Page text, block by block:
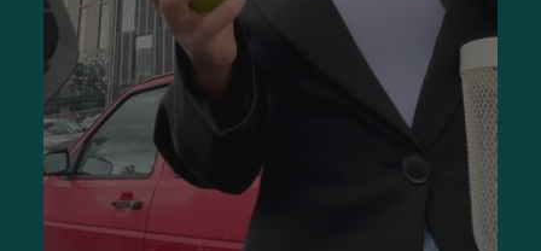
Хочете купити брендовий шампунь La Biosthetique в Києві?
В інтернет-магазині Sisters можна придбати онлайн будь-
яку косметичну продукцію для тіла і волосся з доставкою
по Україні. Хороші ціни, широкий асортимент, відгуки
покупців про товари ви зустрінете на сайті
https://sisters.co.ua/. Тут представлена тільки оригінальна
косметика від відомих фірм.